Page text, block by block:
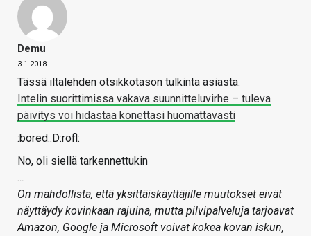
Demu
3.1.2018
Tässä iltalehden otsikkotason tulkinta asiasta:
Intelin suorittimissa vakava suunnitteluvirhe – tuleva
päivitys voi hidastaa konettasi huomattavasti
:bored::D:rofl:
No, oli siellä tarkennettukin
…
On mahdollista, että yksittäiskäyttäjille muutokset eivät
näyttäydy kovinkaan rajuina, mutta pilvipalveluja tarjoavat
Amazon, Google ja Microsoft voivat kokea kovan iskun,